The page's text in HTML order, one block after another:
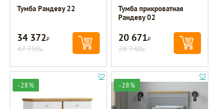
Тумба Рандеву 22
34 372Р
47 790Р
Тумба прикроватная
Рандеву 02
20 671Р
28 740Р
-28% -28%